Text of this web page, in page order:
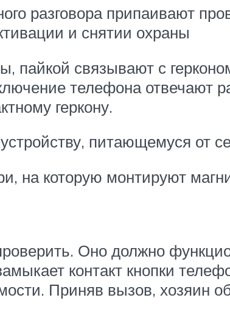
разговора припаивают
и снятии охраны
пайкой связывают с
телефона отвечают
геркону.
питающемуся от
на которую монтируют
Оно должно
контакт кнопки
Приняв вызов, хозяин